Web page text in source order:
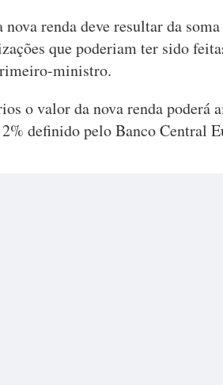
nova renda deve resultar da
que poderiam ter sido
ministro.
o valor da nova renda poderá
definido pelo Banco Central